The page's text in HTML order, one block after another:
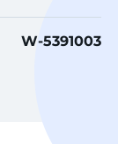
W-5391003